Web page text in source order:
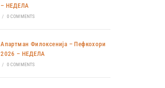
– НЕДЕЛА
/ 0 COMMENTS
Апартман Филоксенија – Пефкохори
2026 – НЕДЕЛА
/ 0 COMMENTS